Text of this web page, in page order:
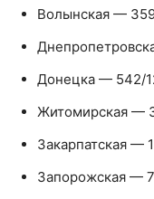
Волынская —
Донецка — 542/
Житомирская —
Закарпатская —
Запорожская —